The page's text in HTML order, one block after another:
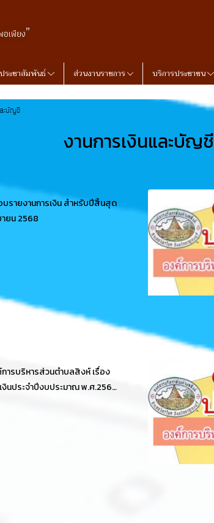
เพียง”
ระชาสัมพันธ์ ส่วนงานราชการ บริการประชาชน
ละบัญชี
งานการเงินและบัญชี
รายงานการเงิน สำหรับปีสิ้นสุด
ยน 2568
ารบริหารส่วนตำบลสิงห์ เรื่อง
งินประจำปีงบประมาณ พ.ศ.2566
รวจเงินแผ่นดิน